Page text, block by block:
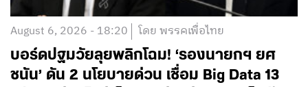
August 6, 2026 - 18:20 โดย พรรคเพื่อไทย
บอร์ดปฐมวัยลุยพลิกโฉม! ‘รองนายกฯ ยศ
ชนัน’ ดัน 2 นโยบายด่วน เชื่อม Big Data 13